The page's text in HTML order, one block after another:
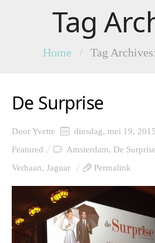
Tag
Home / Tag
De Surprise
DoorYvette dinsdag, mei 19, 2015
Featured
Amsterdam, De Surprise
Verbaan, Jaguar Permalink